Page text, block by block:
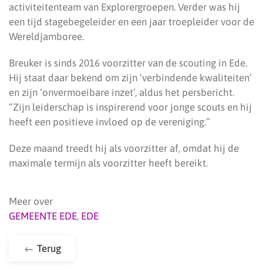
activiteitenteam van Explorergroepen. Verder was hij
een tijd stagebegeleider en een jaar troepleider voor de
Wereldjamboree.
Breuker is sinds 2016 voorzitter van de scouting in Ede.
Hij staat daar bekend om zijn ‘verbindende kwaliteiten’
en zijn ‘onvermoeibare inzet’, aldus het persbericht.
“Zijn leiderschap is inspirerend voor jonge scouts en hij
heeft een positieve invloed op de vereniging.”
Deze maand treedt hij als voorzitter af, omdat hij de
maximale termijn als voorzitter heeft bereikt.
Meer over
GEMEENTE EDE, EDE
Terug